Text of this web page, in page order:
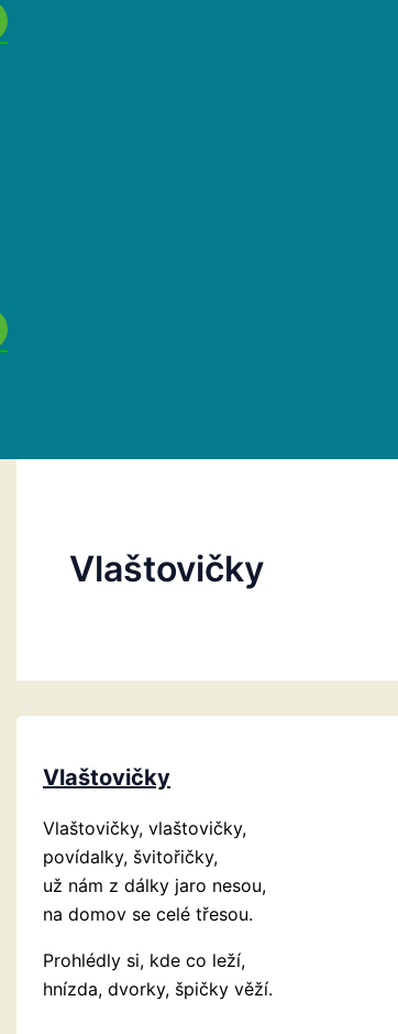
Vlaštovičky
Vlaštovičky
Vlaštovičky, vlaštovičky,
povídalky, švitořičky,
už nám z dálky jaro nesou,
na domov se celé třesou.
Prohlédly si, kde co leží,
hnízda, dvorky, špičky věží.